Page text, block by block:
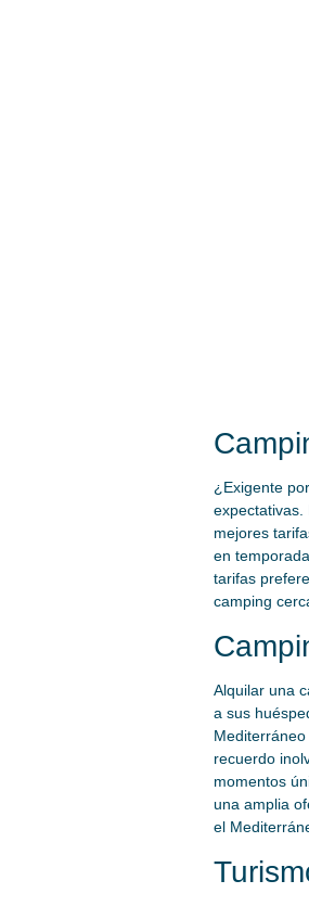
¿Exigente
expectativas.
mejores
en
tarifas
camping
Alquilar una
a sus
recuerdo
momentos
una amplia
el